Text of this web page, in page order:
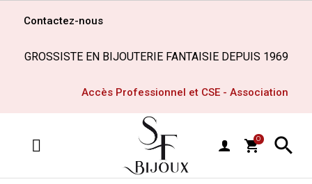
Contactez-nous
GROSSISTE EN BIJOUTERIE FANTAISIE DEPUIS 1969
Accès Professionnel et CSE - Association
shopping_cart
0 